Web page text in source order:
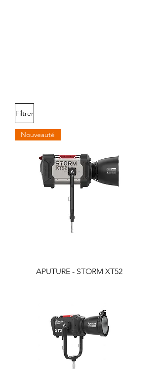
Filtrer
Nouveauté
APUTURE - STORM XT52